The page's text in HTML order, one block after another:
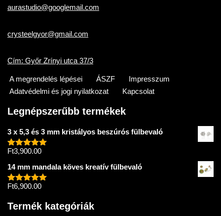
aurastudio@googlemail.com
crysteelgyor@gmail.com
Cím: Győr Zrínyi utca 37/3
A megrendelés lépései ÁSZF
Impresszum
Adatvédelmi és jogi nyilatkozat
Kapcsolat
Legnépszerűbb termékek
3 x 5,3 és 3 mm kristályos beszúrós fülbevaló
Értékelés:
Ft3,900.00
14 mm mandala köves kreatív fülbevaló
Értékelés:
Ft6,900.00
Termék kategóriák